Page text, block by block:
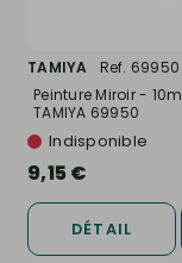
TAMIYA
Ref. 69950
Peinture Miroir -
TAMIYA 69950
Indisponible
9,15 €
DÉTAIL